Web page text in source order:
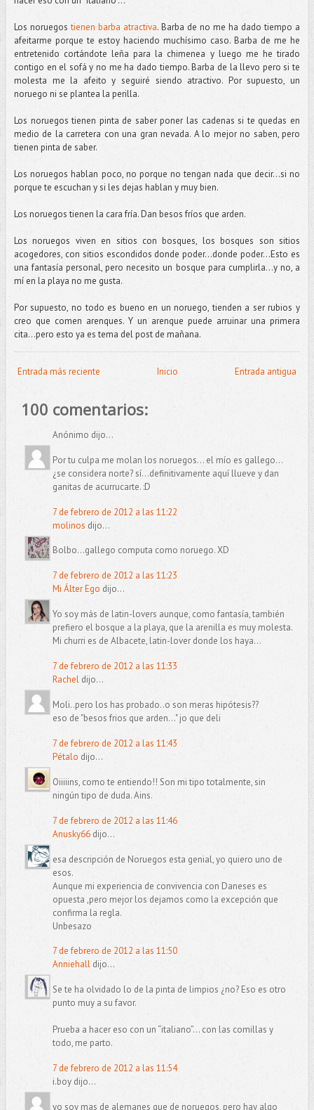
Los noruegostienen barba atractiva. Barba de no me ha dado tiempo a
afeitarme porque te estoy haciendo muchísimo caso. Barba de me he
entretenido cortándote leña para la chimenea y luego me he tirado
contigo en el sofá y no me ha dado tiempo. Barba de la llevo pero si te
molesta me la afeito y seguiré siendo atractivo. Por supuesto, un
noruego ni se plantea la perilla.
Los noruegos tienen pinta de saber poner las cadenas si te quedas en
medio de la carretera con una gran nevada. A lo mejor no saben, pero
tienen pinta de saber.
Los noruegos hablan poco, no porque no tengan nada que decir...si no
porque te escuchan y si les dejas hablan y muy bien.
Los noruegos tienen la cara fría. Dan besos fríos que arden.
Los noruegos viven en sitios con bosques, los bosques son sitios
acogedores, con sitios escondidos donde poder...donde poder…Esto es
una fantasía personal, pero necesito un bosque para cumplirla...y no, a
mí en la playa no me gusta.
Por supuesto, no todo es bueno en un noruego, tienden a ser rubios y
creo que comen arenques. Y un arenque puede arruinar una primera
cita…pero esto ya es tema del post de mañana.
Entrada más reciente Entrada antigua
Inicio
100 comentarios:
Anónimo dijo...
Por tu culpa me molan los noruegos... el mío es gallego...
¿se considera norte? sí...definitivamente aquí llueve y dan
ganitas de acurrucarte. :D
7 de febrero de 2012 a las 11:22
molinos dijo...
Bolbo...gallego computa como noruego. XD
7 de febrero de 2012 a las 11:23
Mi Álter Ego dijo...
Yo soy más de latin-lovers aunque, como fantasía, también
prefiero el bosque a la playa, que la arenilla es muy molesta.
Mi churri es de Albacete, latin-lover donde los haya...
7 de febrero de 2012 a las 11:33
Racheldijo...
Moli..pero los has probado..o son meras hipótesis??
eso de "besos frios que arden..." jo que deli
7 de febrero de 2012 a las 11:43
Pétalo dijo...
Oiiiiins, como te entiendo!! Son mi tipo totalmente, sin
ningún tipo de duda. Ains.
7 de febrero de 2012 a las 11:46
Anusky66dijo...
esa descripción de Noruegos esta genial, yo quiero uno de
esos.
Aunque mi experiencia de convivencia con Daneses es
opuesta ,pero mejor los dejamos como la excepción que
confirma la regla.
Unbesazo
7 de febrero de 2012 a las 11:50
Anniehalldijo...
Se te ha olvidado lo de la pinta de limpios ¿no? Eso es otro
punto muy a su favor.
Prueba a hacer eso con un “italiano”… con las comillas y
todo, me parto.
7 de febrero de 2012 a las 11:54
i.boy dijo...
yo soy mas de alemanes que de noruegos, pero hay algo